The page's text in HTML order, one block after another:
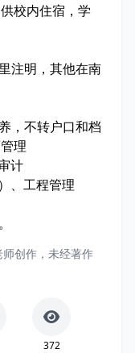
校内住宿，学
注明，其他在南
，不转户口和档
理
计
、工程管理
创作，未经著作
372